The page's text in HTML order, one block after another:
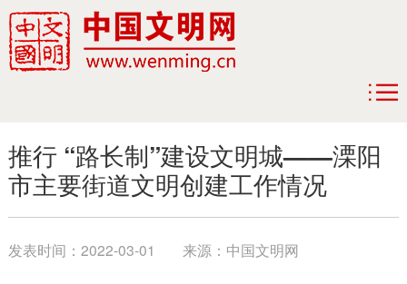
推行 “路长制”建设文明城——溧阳
市主要街道文明创建工作情况
发表时间： 2022-03-01 来源： 中国文明网